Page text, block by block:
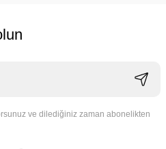
ve dilediğiniz zaman abonelikten